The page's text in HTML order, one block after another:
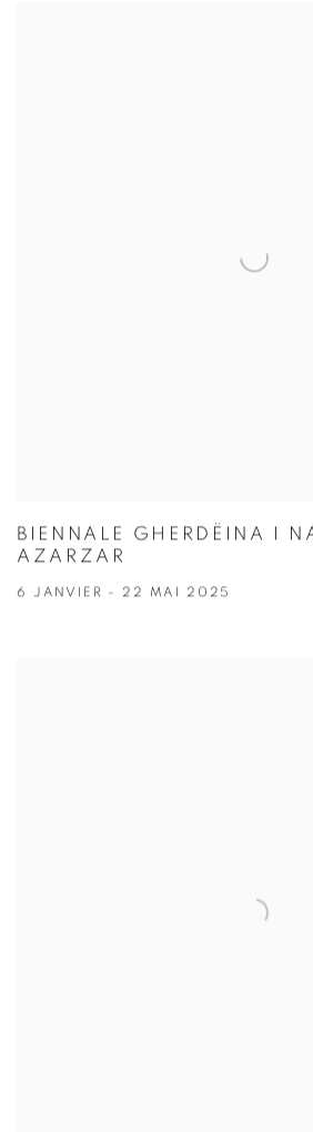
BIENNALE GHERDËINA I
AZARZAR
6 JANVIER - 22 MAI 2025